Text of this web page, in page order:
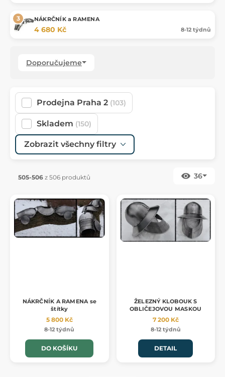
NÁKRČNÍK a RAMENA
4 680 Kč 8-12 týdnů
Doporučujeme
Prodejna Praha 2 (103)
Skladem (150)
Zobrazit všechny filtry
505-506 z 506 produktů 36
NÁKRČNÍK A RAMENA se
štítky
5 800 Kč
8-12 týdnů
DO KOŠÍKU
ŽELEZNÝ KLOBOUK S
OBLIČEJOVOU MASKOU
7 200 Kč
8-12 týdnů
DETAIL